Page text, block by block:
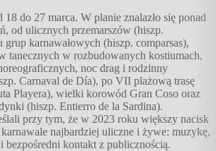
18 do 27 marca. W planie znalazło się ponad
od ulicznych przemarszów (hiszp.
grup karnawałowych (hiszp. comparsas),
tanecznych w rozbudowanych kostiumach,
noc drag i rodzinny
Carnaval de Día), po VII plażową trasę
Playera), wielki korowód Gran Coso oraz
(hiszp. Entierro de la Sardina).
przy tym, że w 2023 roku większy nacisk
najbardziej uliczne i żywe: muzykę,
bezpośredni kontakt z publicznością.